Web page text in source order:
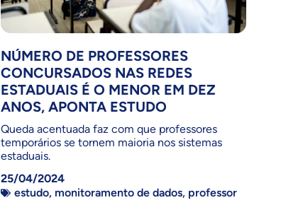
NÚMERO DE PROFESSORES
CONCURSADOS NAS REDES
ESTADUAIS É O MENOR EM DEZ
ANOS, APONTA ESTUDO
Queda acentuada faz com que professores
temporários se tornem maioria nos sistemas
estaduais.
25/04/2024
estudo, monitoramento de dados, professor